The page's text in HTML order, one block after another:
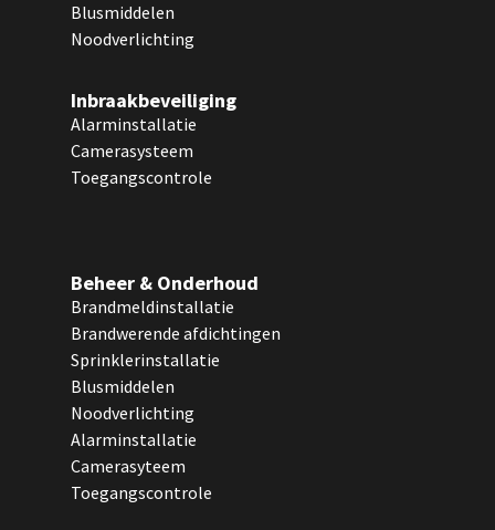
Blusmiddelen
Noodverlichting
Inbraakbeveiliging
Alarminstallatie
Camerasysteem
Toegangscontrole
Beheer & Onderhoud
Brandmeldinstallatie
Brandwerende afdichtingen
Sprinklerinstallatie
Blusmiddelen
Noodverlichting
Alarminstallatie
Camerasyteem
Toegangscontrole